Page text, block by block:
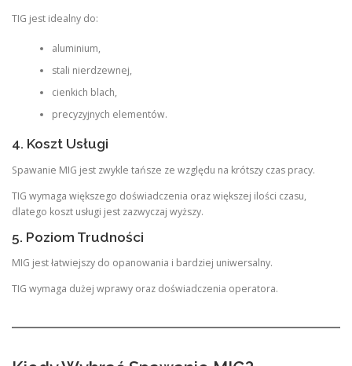
TIG jest idealny do:
aluminium,
stali nierdzewnej,
cienkich blach,
precyzyjnych elementów.
4. Koszt Usługi
Spawanie MIG jest zwykle tańsze ze względu na krótszy czas pracy.
TIG wymaga większego doświadczenia oraz większej ilości czasu,
dlatego koszt usługi jest zazwyczaj wyższy.
5. Poziom Trudności
MIG jest łatwiejszy do opanowania i bardziej uniwersalny.
TIG wymaga dużej wprawy oraz doświadczenia operatora.